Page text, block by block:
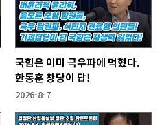
국힘은 이미 극우파에 먹혔다.
한동훈 창당이 답!
2026-8-7